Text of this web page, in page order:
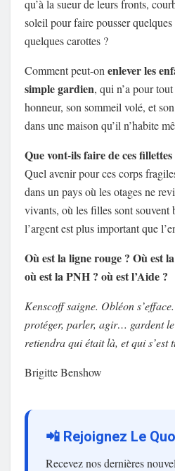
qu’à la sueur de leurs fronts,
soleil pour faire pousser
quelques carottes ?
Comment peut-on enlever les
simple gardien, qui n’a pour
honneur, son sommeil volé, et
dans une maison qu’il n’habite
Que vont-ils faire de ces fillettes
Quel avenir pour ces corps
dans un pays où les otages ne
vivants, où les filles sont souvent
l’argent est plus important que
Où est la ligne rouge ? Où est
où est la PNH ? où est l’Aide ?
Kenscoff saigne. Obléon
protéger, parler, agir… gardent
retiendra qui était là, et qui s’est
Brigitte Benshow
📲 Rejoignez Le
Recevez nos dernières